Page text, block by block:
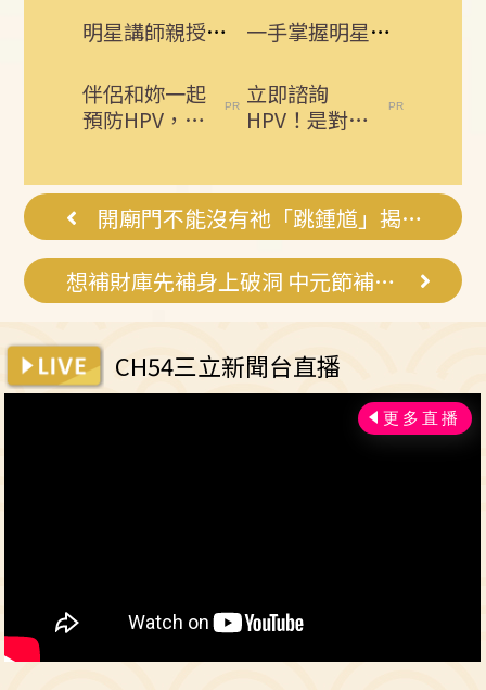
明星講師親授！醒吾三立學院打造影視新星 一手掌握明星動態 即刻下載娛樂星聞APP
伴侶和妳一起
預防HPV，才
立即諮詢
HPV！是對自
在不嫌晚...
開廟門不能沒有祂「跳鍾馗」揭秘一大禁忌
想補財庫先補身上破洞 中元節補財庫大法
CH54三立新聞台直播